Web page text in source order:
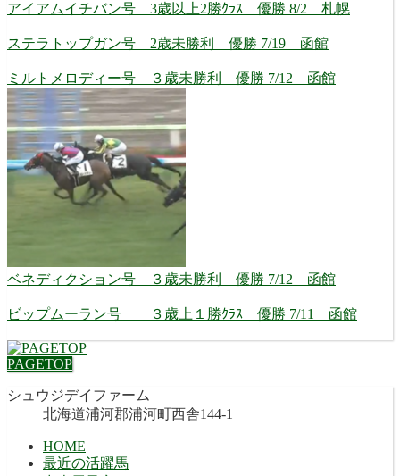
アイアムイチバン号 3歳以上2勝ｸﾗｽ 優勝 8/2 札幌
ステラトップガン号 2歳未勝利 優勝 7/19 函館
ミルトメロディー号 ３歳未勝利 優勝 7/12 函館
ベネディクション号 ３歳未勝利 優勝 7/12 函館
ビップムーラン号 ３歳上１勝ｸﾗｽ 優勝 7/11 函館
PAGETOP
シュウジデイファーム
北海道浦河郡浦河町西舎144-1
HOME
最近の活躍馬